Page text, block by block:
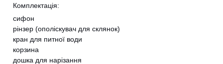
Комплектація:
сифон
рінзер (ополіскувач для склянок)
кран для питної води
корзина
дошка для нарізання